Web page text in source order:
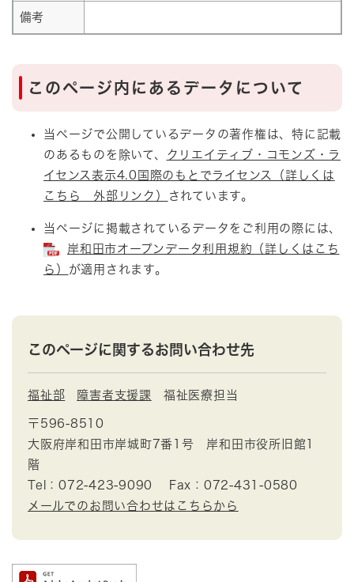
備考
このページ内にあるデータについて
当ページで公開しているデータの著作権は、特に記載
のあるものを除いて、
クリエイティブ・コモンズ・ラ
イセンス表示4.0国際のもとでライセンス（詳しくは
こちら 外部リンク）
されています。
当ページに掲載されているデータをご利用の際には、
岸和田市オープンデータ利用規約（詳しくはこち
ら） が適用されます。
このページに関するお問い合わせ先
福祉部 障害者支援課 福祉医療担当
〒596-8510
大阪府岸和田市岸城町7番1号 岸和田市役所旧館1
階
Tel：072-423-9090
Fax：072-431-0580
メールでのお問い合わせはこちらから